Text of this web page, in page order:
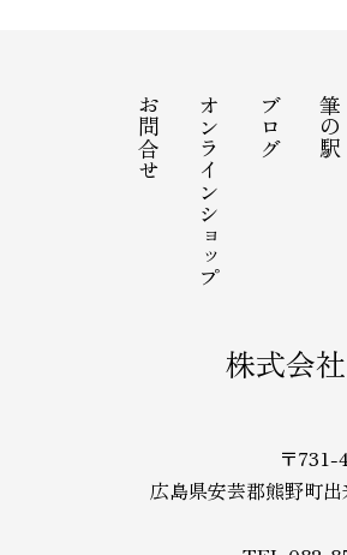
筆の駅
ブログ
オンラインショップ
お問合せ
株式会
〒731-
広島県安芸郡熊野町